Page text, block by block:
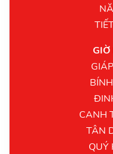
CANH
TÂN
QUÝ